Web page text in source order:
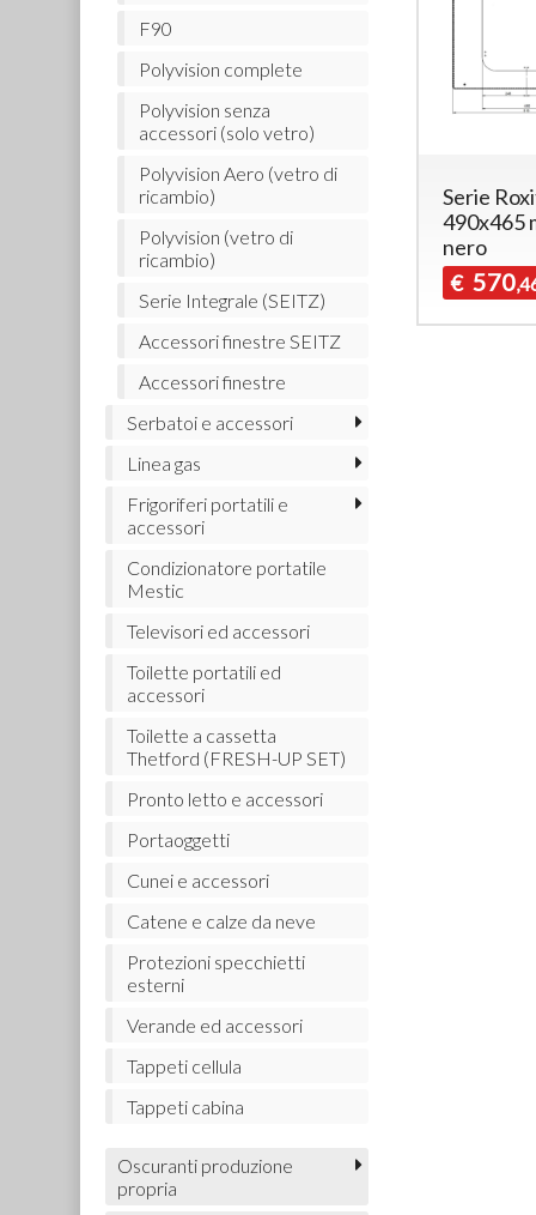
Serie
490x465
nero
€ 570
F90
Polyvision complete
Polyvision senza
accessori (solo vetro)
Polyvision Aero (vetro di
ricambio)
Polyvision (vetro di
ricambio)
Serie Integrale (SEITZ)
Accessori finestre SEITZ
Accessori finestre
Serbatoi e accessori
Linea gas
Frigoriferi portatili e
accessori
Condizionatore portatile
Mestic
Televisori ed accessori
Toilette portatili ed
accessori
Toilette a cassetta
Thetford (FRESH-UP SET)
Pronto letto e accessori
Portaoggetti
Cunei e accessori
Catene e calze da neve
Protezioni specchietti
esterni
Verande ed accessori
Tappeti cellula
Tappeti cabina
Oscuranti produzione
propria